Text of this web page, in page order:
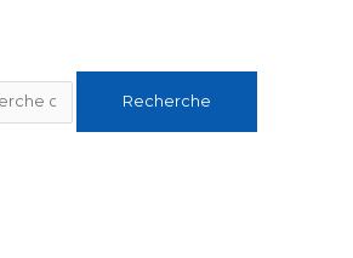
b
e
a
g
r
Recherche